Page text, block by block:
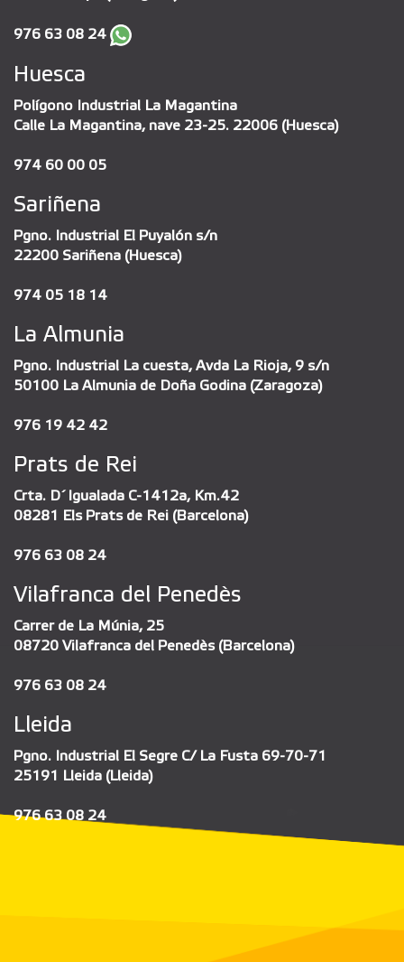
976 63 08 24
Huesca
Polígono Industrial La Magantina
Calle La Magantina, nave 23-25. 22006 (Huesca)
974 60 00 05
Sariñena
Pgno. Industrial El Puyalón s/n
22200 Sariñena (Huesca)
974 05 18 14
La Almunia
Pgno. Industrial La cuesta, Avda La Rioja, 9 s/n
50100 La Almunia de Doña Godina (Zaragoza)
976 19 42 42
Prats de Rei
Crta. D´Igualada C-1412a, Km.42
08281 Els Prats de Rei (Barcelona)
976 63 08 24
Vilafranca del Penedès
Carrer de La Múnia, 25
08720 Vilafranca del Penedès (Barcelona)
976 63 08 24
Lleida
Pgno. Industrial El Segre C/ La Fusta 69-70-71
25191 Lleida (Lleida)
976 63 08 24